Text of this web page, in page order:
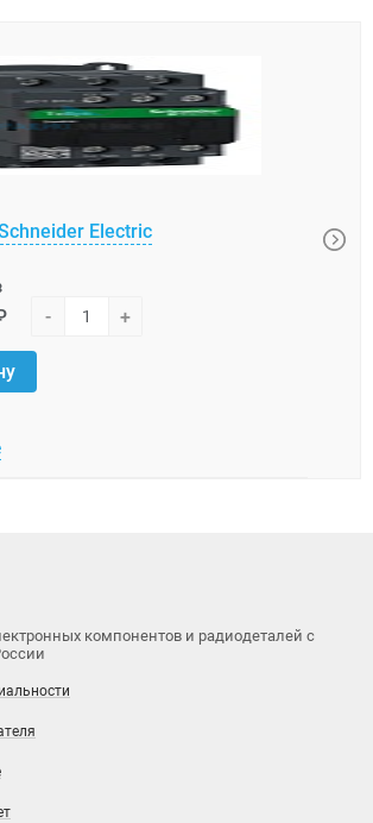
Electric
- +
компонентов и радиодеталей с